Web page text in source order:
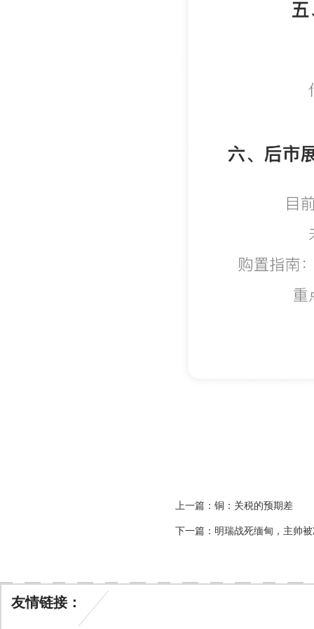
上一篇： 铜：关税的预期差
下一篇： 明瑞战死缅甸，主帅
友情链接：